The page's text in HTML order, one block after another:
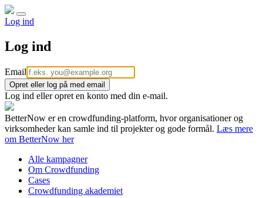
Log ind
Log ind
Email
Opret eller log på med email
Log ind eller opret en konto med din e-mail.
BetterNow er en crowdfunding-platform, hvor organisationer og
virksomheder kan samle ind til projekter og gode formål. Læs mere
om BetterNow her
Alle kampagner
Om Crowdfunding
Cases
Crowdfunding akademiet